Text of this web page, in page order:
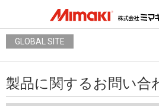
GLOBAL SITE
製品に関するお問い合